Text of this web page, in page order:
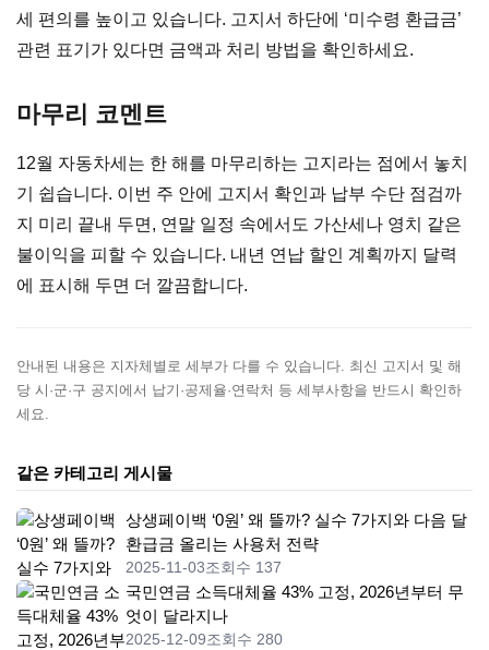
세 편의를 높이고 있습니다. 고지서 하단에 ‘미수령 환급금’
관련 표기가 있다면 금액과 처리 방법을 확인하세요.
마무리 코멘트
12월 자동차세는 한 해를 마무리하는 고지라는 점에서 놓치
기 쉽습니다. 이번 주 안에 고지서 확인과 납부 수단 점검까
지 미리 끝내 두면, 연말 일정 속에서도 가산세나 영치 같은
불이익을 피할 수 있습니다. 내년 연납 할인 계획까지 달력
에 표시해 두면 더 깔끔합니다.
안내된 내용은 지자체별로 세부가 다를 수 있습니다. 최신 고지서 및 해
당 시·군·구 공지에서 납기·공제율·연락처 등 세부사항을 반드시 확인하
세요.
같은 카테고리 게시물
상생페이백 ‘0원’ 왜 뜰까? 실수 7가지와 다음 달
환급금 올리는 사용처 전략
2025-11-03조회수 137
국민연금 소득대체율 43% 고정, 2026년부터 무
엇이 달라지나
2025-12-09조회수 280